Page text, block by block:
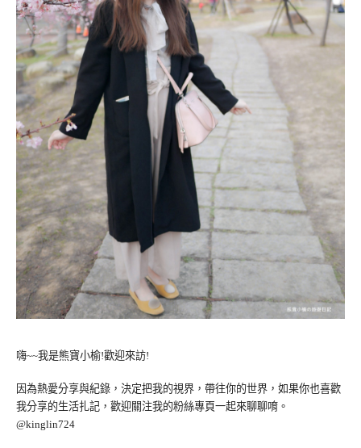
嗨~~我是熊寶小榆!歡迎來訪!
因為熱愛分享與紀錄，決定把我的視界，帶往你的世界，如果你也喜歡
我分享的生活扎記，歡迎關注我的粉絲專頁一起來聊聊唷。
@kinglin724